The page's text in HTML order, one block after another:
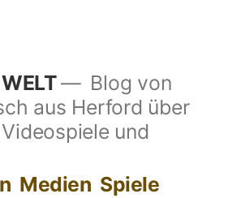
Blog von
aus Herford über
und
Medien Spiele